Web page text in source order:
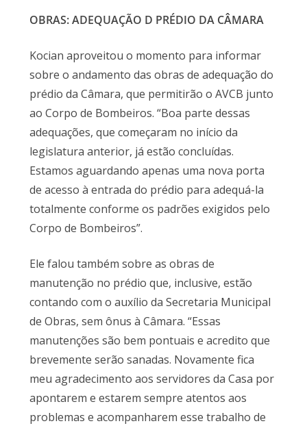
OBRAS: ADEQUAÇÃO D PRÉDIO DA CÂMARA
Kocian aproveitou o momento para informar
sobre o andamento das obras de adequação do
prédio da Câmara, que permitirão o AVCB junto
ao Corpo de Bombeiros. “Boa parte dessas
adequações, que começaram no início da
legislatura anterior, já estão concluídas.
Estamos aguardando apenas uma nova porta
de acesso à entrada do prédio para adequá-la
totalmente conforme os padrões exigidos pelo
Corpo de Bombeiros”.
Ele falou também sobre as obras de
manutenção no prédio que, inclusive, estão
contando com o auxílio da Secretaria Municipal
de Obras, sem ônus à Câmara. “Essas
manutenções são bem pontuais e acredito que
brevemente serão sanadas. Novamente fica
meu agradecimento aos servidores da Casa por
apontarem e estarem sempre atentos aos
problemas e acompanharem esse trabalho de